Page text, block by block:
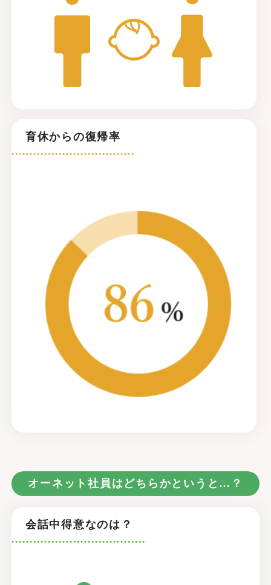
育休からの復帰率
オーネット社員はどちらかというと…？
会話中得意なのは？